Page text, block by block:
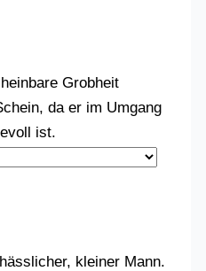
Grobheit
da er im Umgang
ist.
kleiner Mann.